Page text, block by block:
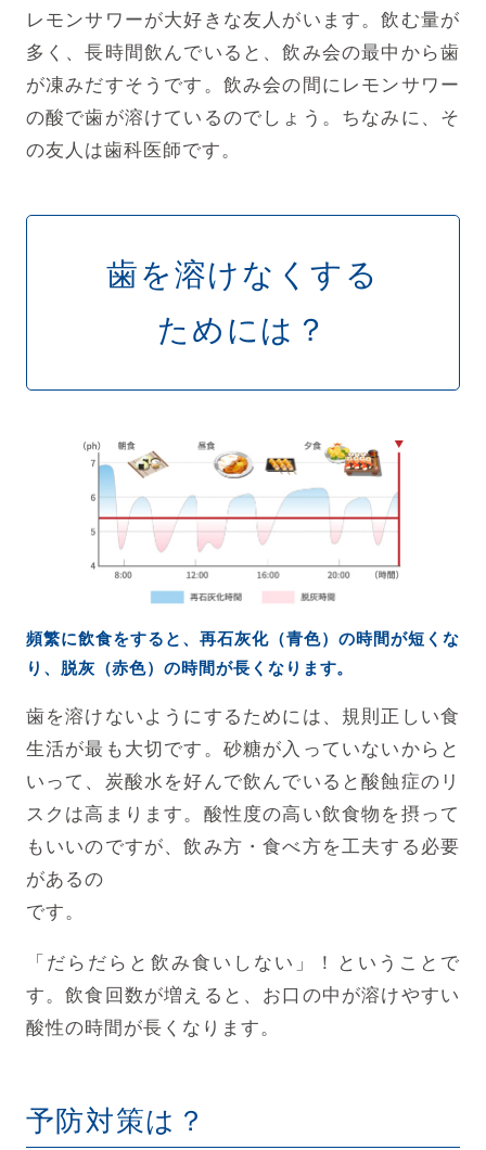
レモンサワーが大好きな友人がいます。飲む量が
多く、長時間飲んでいると、飲み会の最中から歯
が凍みだすそうです。飲み会の間にレモンサワー
の酸で歯が溶けているのでしょう。ちなみに、そ
の友人は歯科医師です。
歯を溶けなくする
ためには？
頻繁に飲食をすると、再石灰化（青色）の時間が短くな
り、脱灰（赤色）の時間が長くなります。
歯を溶けないようにするためには、規則正しい食
生活が最も大切です。砂糖が入っていないからと
いって、炭酸水を好んで飲んでいると酸蝕症のリ
スクは高まります。酸性度の高い飲食物を摂って
もいいのですが、飲み方・食べ方を工夫する必要
があるの
です。
「だらだらと飲み食いしない」！ということで
す。飲食回数が増えると、お口の中が溶けやすい
酸性の時間が長くなります。
予防対策は？